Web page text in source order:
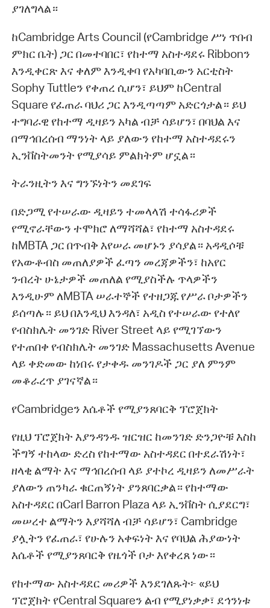
ያገለግላል።
ከCambridge Arts Council (የCambridge ሥነ ጥበብ
ምክር ቤት) ጋር በመተባበር፣ የከተማ አስተዳደሩ Ribbonን
እንዲቀርጽ እና ቀለም እንዲቀባ የአካባቢውን አርቲስት
Sophy Tuttleን የቀጠረ ሲሆን፣ ይህም ከCentral
Square የፈጠራ ባህሪ ጋር እንዲጣጣም አድርጎታል። ይህ
ተግባራዊ የከተማ ዲዛይን አካል ብቻ ሳይሆን፣ በባህል እና
በማኅበረሰብ ማንነት ላይ ያለውን የከተማ አስተዳደሩን
ኢንቨስትመንት የሚያሳይ ምልክትም ሆኗል።
ትራንዚትን እና ግንኙነትን መደገፍ
በድጋሚ የተሠራው ዲዛይን ተመላላሽ ተሳፋሪዎች
የሚኖራቸውን ተሞክሮ ለማሻሻል፣ የከተማ አስተዳደሩ
ከMBTA ጋር በጥብቅ እየሠራ መሆኑን ያሳያል። አዳዲሶቹ
የአውቶብስ መጠለያዎች ፈጣን መረጃዎችን፣ ከአየር
ንብረት ሁኔታዎች መጠለል የሚያስችሉ ጥላዎችን
እንዲሁም ለMBTA ሠራተኞች የተዘጋጁ የሥራ ቦታዎችን
ይሰጣሉ። ይህ በእንዲህ እንዳለ፣ አዲስ የተሠራው የተለየ
የብስክሌት መንገድ River Street ላይ የሚገኘውን
የተጠበቀ የብስክሌት መንገድ Massachusetts Avenue
ላይ ቀድመው ከነበሩ የታቀዱ መንገዶች ጋር ያለ ምንም
መቆራረጥ ያገናኛል።
የCambridgeን እሴቶች የሚያንጸባርቅ ፕሮጀክት
የዚህ ፕሮጀክት እያንዳንዱ ዝርዝር ከመንገድ ድንጋዮቹ እስከ
ችግኝ ተከላው ድረስ የከተማው አስተዳደር በተደራሽነት፣
ዘላቂ ልማት እና ማኅበረሰብ ላይ ያተኮረ ዲዛይን ለመሥራት
ያለውን ጠንካራ ቁርጠኝነት ያንጸባርቃል። የከተማው
አስተዳደር በCarl Barron Plaza ላይ ኢንቨስት ሲያደርግ፣
መሠረተ ልማትን እያሻሻለ ብቻ ሳይሆን፣ Cambridge
ያሏትን የፈጠራ፣ የሁሉን አቀፍነት እና የባህል ሕያውነት
እሴቶች የሚያንጸባርቅ የዜጎች ቦታ እየቀረጸ ነው።
የከተማው አስተዳደር መሪዎች እንደገለጹት፦ «ይህ
ፕሮጀክት የCentral Squareን ልብ የሚያነቃቃ፣ ደኅንነቱ